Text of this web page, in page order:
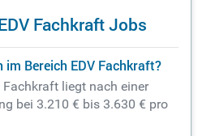
Fachkraft Jobs
Bereich EDV Fachkraft?
Fachkraft liegt nach einer
bei 3.210 € bis 3.630 € pro